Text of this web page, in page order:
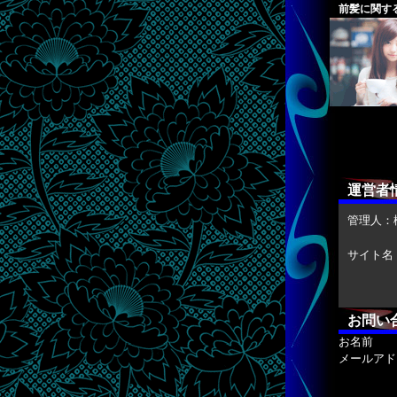
前髪に関す
運営者
管理人：
サイト名
お問い
お名前
メールア